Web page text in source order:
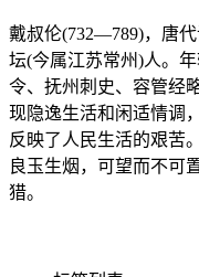
戴叔伦(732—789)，唐
坛(今属江苏常州)人。
令、抚州刺史、容管经
现隐逸生活和闲适情调
反映了人民生活的艰苦
良玉生烟，可望而不可
猎。